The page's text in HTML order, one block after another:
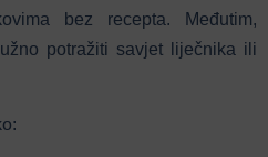
bez recepta. Međutim,
potražiti savjet liječnika ili